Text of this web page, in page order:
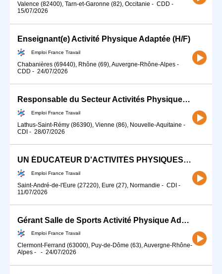
Valence (82400), Tarn-et-Garonne (82), Occitanie - CDD -
15/07/2026
Enseignant(e) Activité Physique Adaptée (H/F)
Emploi France Travail
Chabanières (69440), Rhône (69), Auvergne-Rhône-Alpes -
CDD - 24/07/2026
Responsable du Secteur Activités Physiques de Pleine Nature (H/F)
Emploi France Travail
Lathus-Saint-Rémy (86390), Vienne (86), Nouvelle-Aquitaine -
CDI - 28/07/2026
UN ÉDUCATEUR D'ACTIVITÉS PHYSIQUES ADAPTÉES - CDI (27) (H/F)
Emploi France Travail
Saint-André-de-l'Eure (27220), Eure (27), Normandie - CDI -
11/07/2026
Gérant Salle de Sports Activité Physique Adaptée H/F
Emploi France Travail
Clermont-Ferrand (63000), Puy-de-Dôme (63), Auvergne-Rhône-
Alpes - - 24/07/2026